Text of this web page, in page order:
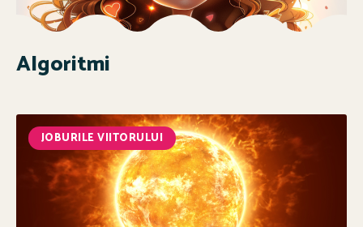
Algoritmi
JOBURILE VIITORULUI